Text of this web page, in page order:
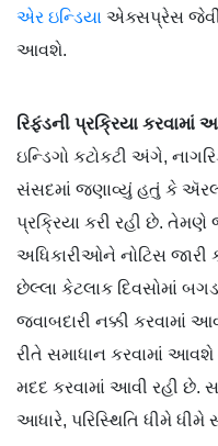
એર ઇન્ડિયા એક્સપ્રેસ
આવશે.
રિફંડની પ્રક્રિયા કરવામાં
ઇન્ડિગો કટોકટી અંગે,
સંસદમાં જણાવ્યું હતું કે
પ્રક્રિયા કરી રહી છે. તેમણે
અધિકારીઓને નોટિસ
છેલ્લા કેટલાક દિવસોમાં
જવાબદારી નક્કી કરવામાં
રીતે સમાધાન કરવામાં આવશે
મદદ કરવામાં આવી રહી છે.
આધારે, પરિસ્થિતિ ધીમે ધીમે